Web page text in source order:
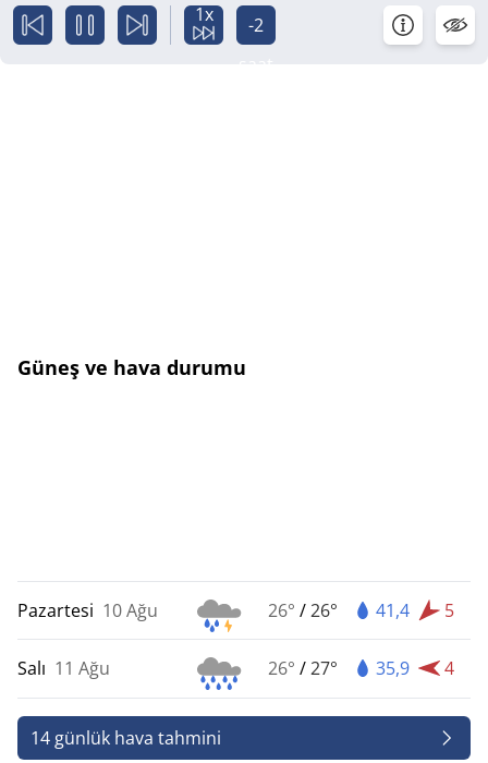
1x
-2
Güneş ve hava durumu
Pazartesi 10 Ağu 26° /26° 41,4 5
Salı 11 Ağu 26° /27° 35,9 4
14 günlük hava tahmini